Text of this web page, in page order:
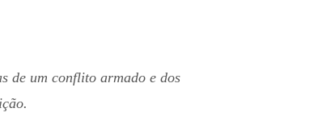
de um conflito armado e dos